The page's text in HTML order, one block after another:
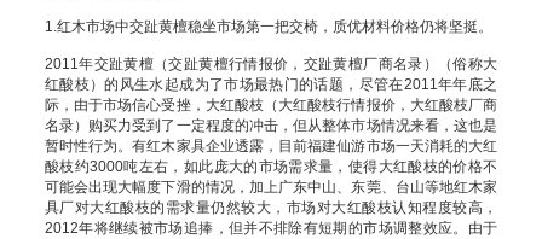
1.红木市场中交趾黄檀稳坐市场第一把交椅，质优材料价格仍将坚挺。
2011年交趾黄檀（交趾黄檀行情报价，交趾黄檀厂商名录）（俗称大
红酸枝）的风生水起成为了市场最热门的话题，尽管在2011年年底之
际，由于市场信心受挫，大红酸枝（大红酸枝行情报价，大红酸枝厂商
名录）购买力受到了一定程度的冲击，但从整体市场情况来看，这也是
暂时性行为。有红木家具企业透露，目前福建仙游市场一天消耗的大红
酸枝约3000吨左右，如此庞大的市场需求量，使得大红酸枝的价格不
可能会出现大幅度下滑的情况，加上广东中山、东莞、台山等地红木家
具厂对大红酸枝的需求量仍然较大，市场对大红酸枝认知程度较高，
2012年将继续被市场追捧，但并不排除有短期的市场调整效应。由于